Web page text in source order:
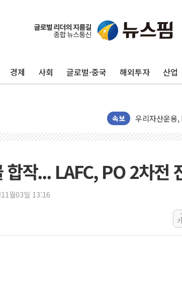
경제 사회 글로벌·중국 해외투자 산업
속보
나경원 의원 "
李대통령, 규
금투협,
박홍근 "국가
李대통령, 장
TBH글로벌,
건설 불황 속
"내년 메모리
관광객 3000
[뉴스핌 이 시
美 정보 당국 "
작... LAFC, PO 2차전
월03일 13:16
가